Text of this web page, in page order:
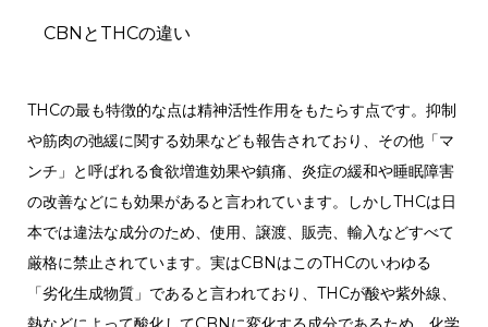
CBNとTHCの違い
THCの最も特徴的な点は精神活性作用をもたらす点です。抑制
や筋肉の弛緩に関する効果なども報告されており、その他「マ
ンチ」と呼ばれる食欲増進効果や鎮痛、炎症の緩和や睡眠障害
の改善などにも効果があると言われています。しかしTHCは日
本では違法な成分のため、使用、譲渡、販売、輸入などすべて
厳格に禁止されています。実はCBNはこのTHCのいわゆる
「劣化生成物質」であると言われており、THCが酸や紫外線、